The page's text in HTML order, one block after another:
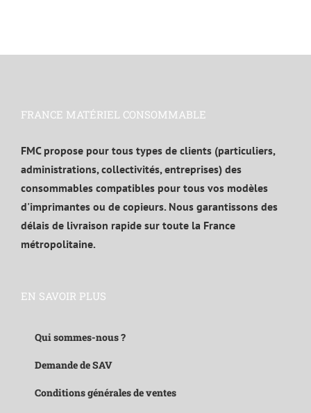
FRANCE MATÉRIEL CONSOMMABLE
FMC propose pour tous types de clients (particuliers,
administrations, collectivités, entreprises) des
consommables compatibles pour tous vos modèles
d'imprimantes ou de copieurs. Nous garantissons des
délais de livraison rapide sur toute la France
métropolitaine.
EN SAVOIR PLUS
Qui sommes-nous ?
Demande de SAV
Conditions générales de ventes